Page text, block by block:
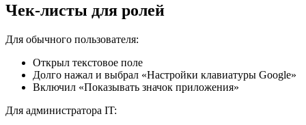
Чек-листы для ролей
Для обычного пользователя:
Открыл текстовое поле
Долго нажал и выбрал «Настройки клавиатуры Google»
Включил «Показывать значок приложения»
Для администратора IT: